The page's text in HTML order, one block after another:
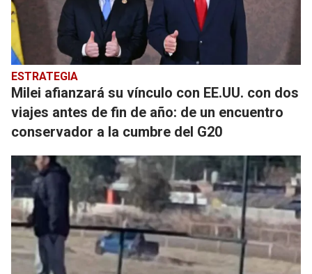
ESTRATEGIA
Milei afianzará su vínculo con EE.UU. con dos
viajes antes de fin de año: de un encuentro
conservador a la cumbre del G20